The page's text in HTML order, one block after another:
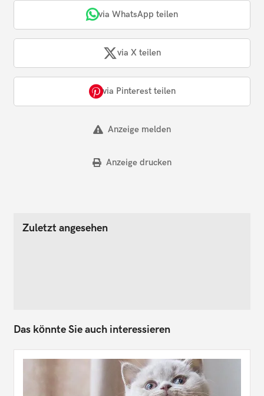
via WhatsApp teilen
via X teilen
via Pinterest teilen
Anzeige melden
Anzeige drucken
Zuletzt angesehen
Das könnte Sie auch interessieren